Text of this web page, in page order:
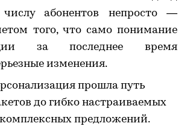
абонентов непросто —
того, что само понимание
за последнее время
изменения.
прошла путь
до гибко настраиваемых
предложений.